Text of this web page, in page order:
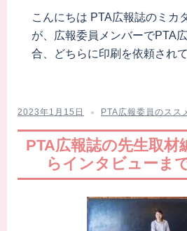
こんにちは PTA広報誌のミカ
が、広報委員メンバーでPTA
合、どちらに印刷を依頼され
2023年1月15日 PTA広報委員のスス
PTA広報誌の先生取
らインタビューま